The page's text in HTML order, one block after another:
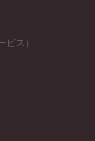
ス）